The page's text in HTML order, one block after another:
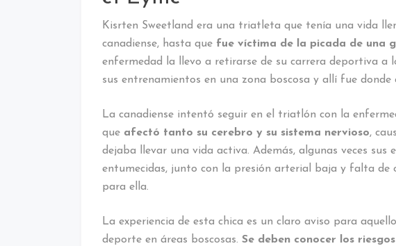
Kisrten Sweetland era una triatleta que tenía una vida
canadiense, hasta que fue víctima de la picada de una
enfermedad la llevo a retirarse de su carrera deportiva a
sus entrenamientos en una zona boscosa y allí fue
La canadiense intentó seguir en el triatlón con la
que afectó tanto su cerebro y su sistema nervioso,
dejaba llevar una vida activa. Además, algunas veces sus
entumecidas, junto con la presión arterial baja y falta de
para ella.
La experiencia de esta chica es un claro aviso para
deporte en áreas boscosas. Se deben conocer los